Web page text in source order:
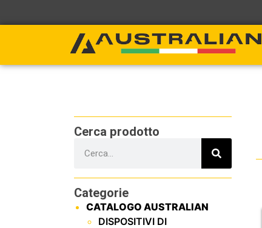
Cerca prodotto
Categorie
CATALOGO AUSTRALIAN
DISPOSITIVI DI